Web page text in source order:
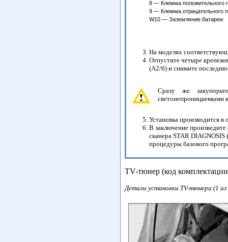
8 — Клемма положительного
9 — Клемма отрицательного
W10 — Заземление батареи
На моделях
Отпустите четыре
(А2/6) и снимите
Сразу же
светонепроницаемыми
Установка производится в
В заключение
сканера STAR
процедуры базового
TV-тюнер (код
Детали установки TV-тюнера (1 из